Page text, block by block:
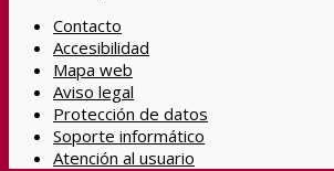
Contacto
Accesibilidad
Mapa web
Aviso legal
Protección de datos
Soporte informático
Atención al usuario